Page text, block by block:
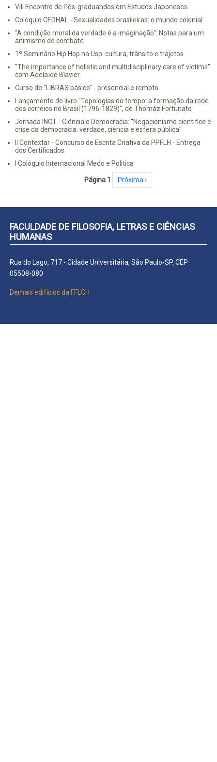
VIII Encontro de Pós-graduandos em Estudos Japoneses
Colóquio CEDHAL - Sexualidades brasileiras: o mundo colonial
"A condição moral da verdade é a imaginação": Notas para um
animismo de combate
1º Seminário Hip Hop na Usp: cultura, trânsito e trajetos
"The importance of holistic and multidisciplinary care of victims"
com Adelaïde Blavier
Curso de "LIBRAS básico" - presencial e remoto
Lançamento do livro "Topologias do tempo: a formação da rede
dos correios no Brasil (1796-1829)", de Thomáz Fortunato
Jornada INCT - Ciência e Democracia: "Negacionismo científico e
crise da democracia: verdade, ciência e esfera pública"
II Contextar - Concurso de Escrita Criativa da PPFLH - Entrega
dos Certificados
I Colóquio Internacional Medo e Politica
Página 1 Próxima página
Próxima ›
FACULDADE DE FILOSOFIA, LETRAS E CIÊNCIAS
HUMANAS
Rua do Lago, 717 - Cidade Universitária, São Paulo-SP, CEP
05508-080
Demais edifícios da FFLCH